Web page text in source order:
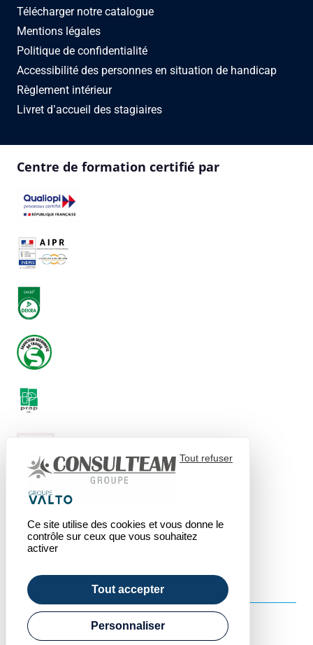
Télécharger notre catalogue
Mentions légales
Politique de confidentialité
Accessibilité des personnes en situation de handicap
Règlement intérieur
Livret d’accueil des stagiaires
Centre de formation certifié par
© 2026 - Consulteam
Ce site utilise des cookies et vous donne le
contrôle sur ceux que vous souhaitez
activer
Tout accepter
Tout refuser
Personnaliser